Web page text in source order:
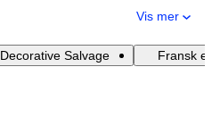
Vis mer
Decorative Salvage Fransk